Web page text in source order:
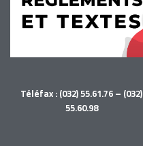
Téléfax : (032) 55.61.76 – (032)
55.60.98